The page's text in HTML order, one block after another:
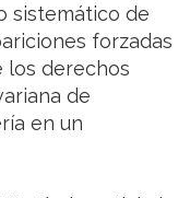
sistemático de
forzadas
los derechos
de
en un